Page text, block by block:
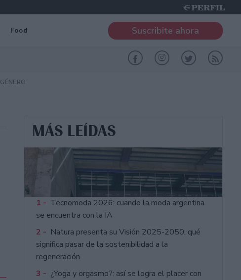
Food Suscribite ahora
GÉNERO
MÁS LEÍDAS
1 - Tecnomoda 2026: cuando la moda argentina
se encuentra con la IA
2 - Natura presenta su Visión 2025-2050: qué
significa pasar de la sostenibilidad a la
regeneración
3 - ¿Yoga y orgasmo?: así se logra el placer con